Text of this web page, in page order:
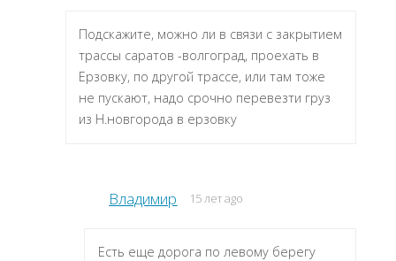
Подскажите, можно ли в связи с закрытием
трассы саратов -волгоград, проехать в
Ерзовку, по другой трассе, или там тоже
не пускают, надо срочно перевезти груз
из Н.новгорода в ерзовку
Владимир 15 лет ago
Есть еще дорога по левому берегу